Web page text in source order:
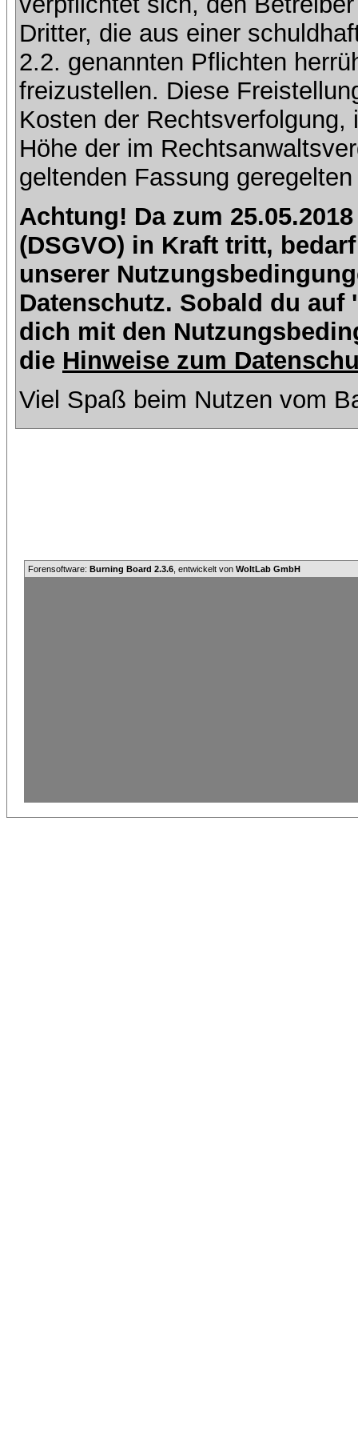
Dritter, die aus einer
2.2. genannten Pflichten
freizustellen. Diese
Kosten der
Höhe der im
geltenden Fassung
Achtung! Da zum
(DSGVO) in Kraft tritt,
unserer
Datenschutz. Sobald du
dich mit den
die Hinweise zum
Viel Spaß beim Nutzen vom
Forensoftware: Burning Board 2.3.6 , entwickelt von WoltLab GmbH